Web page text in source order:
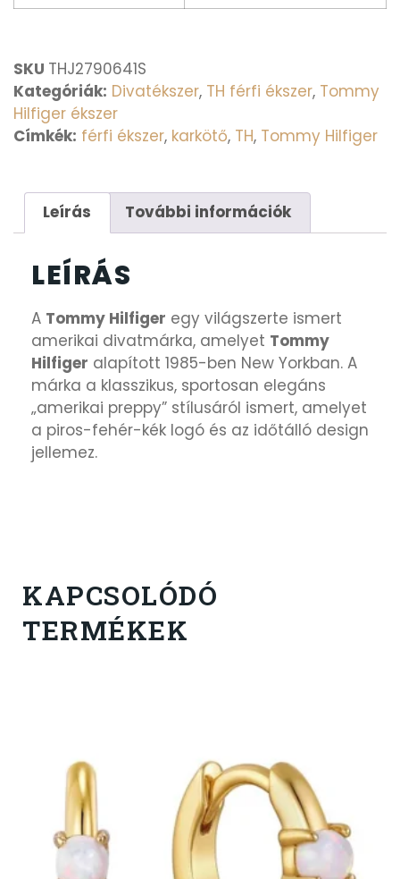
SKU THJ2790641S
Kategóriák: Divatékszer, TH férfi ékszer, Tommy
Hilfiger ékszer
Címkék: férfi ékszer, karkötő, TH, Tommy Hilfiger
Leírás További információk
LEÍRÁS
A Tommy Hilfiger egy világszerte ismert
amerikai divatmárka, amelyet Tommy
Hilfiger alapított 1985-ben New Yorkban. A
márka a klasszikus, sportosan elegáns
„amerikai preppy” stílusáról ismert, amelyet
a piros-fehér-kék logó és az időtálló design
jellemez.
KAPCSOLÓDÓ
TERMÉKEK